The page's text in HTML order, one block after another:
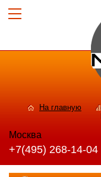
На главную
Москва
+7(495) 268-14-04